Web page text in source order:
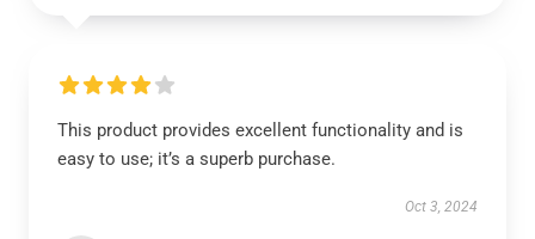
This product provides excellent functionality and is
easy to use; it’s a superb purchase.
Oct 3, 2024